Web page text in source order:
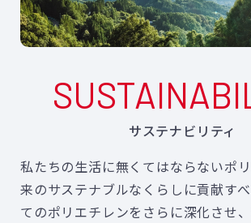
サステナビリティ
私たちの生活に無くてはならないポ
来のサステナブルなくらしに貢献す
てのポリエチレンをさらに深化させ